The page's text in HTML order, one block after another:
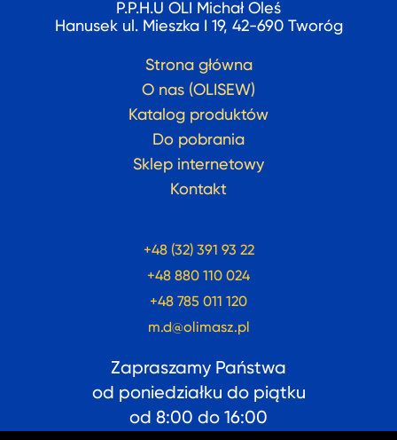
P.P.H.U OLI Michał Oleś
Hanusek ul. Mieszka I 19, 42-690 Tworóg
Strona główna
O nas (OLISEW)
Katalog produktów
Do pobrania
Sklep internetowy
Kontakt
+48 (32) 391 93 22
+48 880 110 024
+48 785 011 120
m.d@olimasz.pl
Zapraszamy Państwa
od poniedziałku do piątku
od 8:00 do 16:00